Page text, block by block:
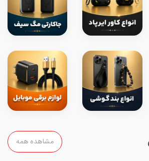
مشاهده همه